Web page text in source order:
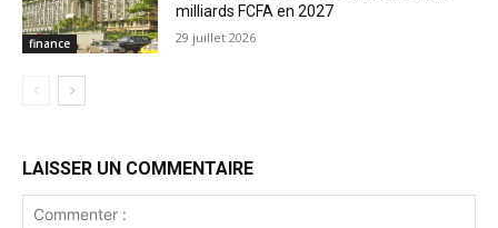
finance
milliards FCFA en 2027
29 juillet 2026
LAISSER UN COMMENTAIRE